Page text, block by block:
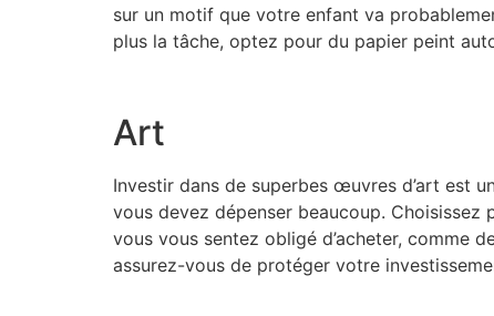
sur un motif que votre enfant va
plus la tâche, optez pour du papier peint
Art
Investir dans de superbes œuvres d’art est
vous devez dépenser beaucoup.
vous vous sentez obligé d’acheter, comme
assurez-vous de protéger votre